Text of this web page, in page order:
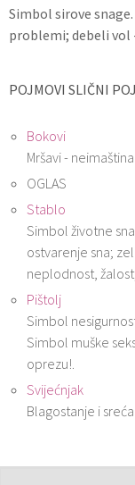
Simbol sirove
problemi; debeli vol
POJMOVI SLIČNI
Bokovi
Mršavi -
OGLAS
Stablo
Simbol životne
ostvarenje sna;
neplodnost,
Pištolj
Simbol
Simbol muške
oprezu!.
Svijećnjak
Blagostanje i